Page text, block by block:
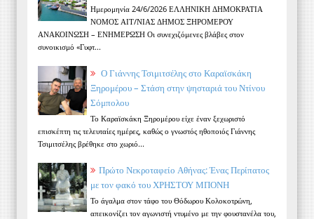
Ημερομηνία 24/6/2026 ΕΛΛΗΝΙΚΗ ΔΗΜΟΚΡΑΤΙΑ
ΝΟΜΟΣ ΑΙΤ/ΝΙΑΣ ΔΗΜΟΣ ΞΗΡΟΜΕΡΟΥ
ΑΝΑΚΟΙΝΩΣΗ – ΕΝΗΜΕΡΩΣΗ Οι συνεχιζόμενες βλάβες στον
συνοικισμό «Γυφτ...
Ο Γιάννης Τσιμιτσέλης στο Καραϊσκάκη
Ξηρομέρου – Στάση στην ψησταριά του Ντίνου
Σόμπολου
Το Καραϊσκάκη Ξηρομέρου είχε έναν ξεχωριστό
επισκέπτη τις τελευταίες ημέρες, καθώς ο γνωστός ηθοποιός Γιάννης
Τσιμιτσέλης βρέθηκε στο χωριό...
Πρώτο Νεκροταφείο Αθήνας: Ένας Περίπατος
με τον φακό του ΧΡΗΣΤΟΥ ΜΠΟΝΗ
Το άγαλμα στον τάφο του Θόδωρου Κολοκοτρώνη,
απεικονίζει τον αγωνιστή ντυμένο με την φουστανέλα του,